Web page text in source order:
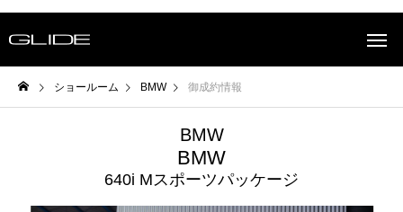
ショールーム BMW 御成約情報
BMW
BMW
640i Mスポーツパッケージ